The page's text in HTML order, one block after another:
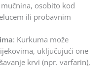
osobito kod
ili probavnim
: Kurkuma može
uključujući one
krvi (npr. varfarin),